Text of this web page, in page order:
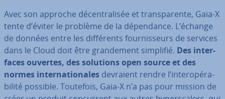
Avec son approche dé­cen­tra­li­sée et trans­pa­rente, Gaia-X
tente d’éviter le problème de la dé­pen­dance. L’échange
de données entre les dif­fé­rents four­nis­seurs de services
dans le Cloud doit être gran­de­ment simplifié. Des in­ter­
faces ouvertes, des solutions open source et des
normes in­ter­na­tio­nales devraient rendre l’in­te­ro­pé­ra­
bi­lité possible. Toutefois, Gaia-X n’a pas pour mission de